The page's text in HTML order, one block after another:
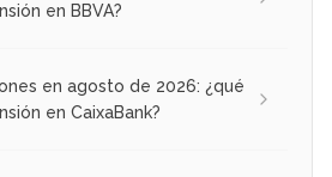
en BBVA?
en agosto de 2026: ¿qué
en CaixaBank?